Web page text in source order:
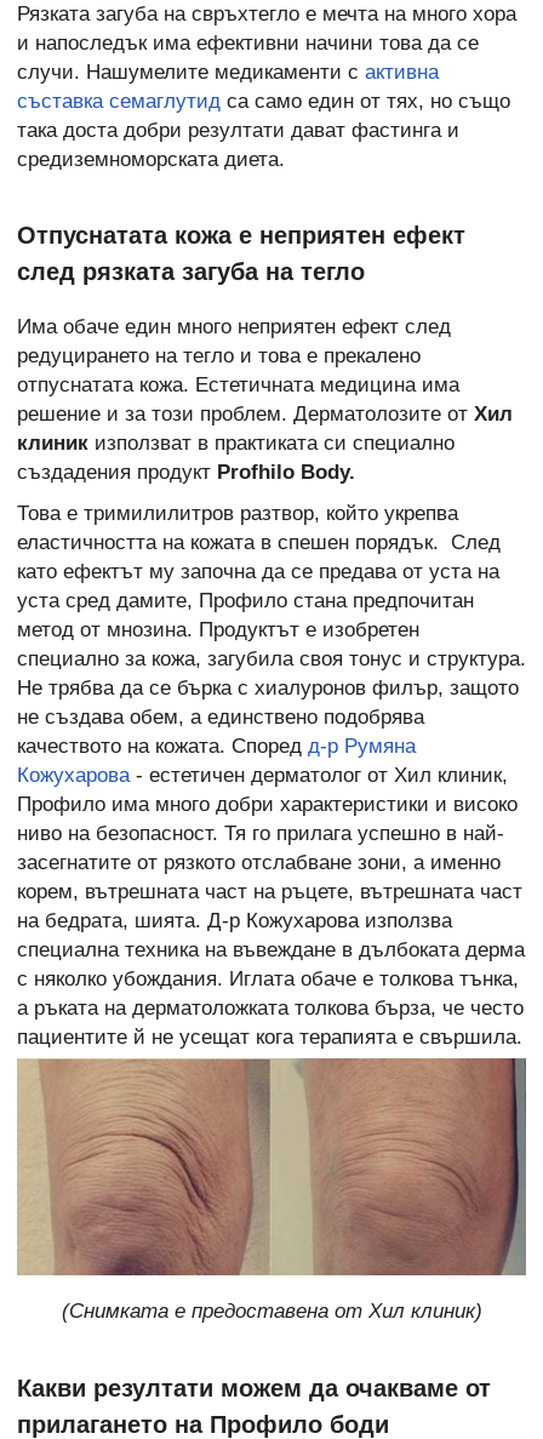
Рязката загуба на свръхтегло е мечта на много хора
и напоследък има ефективни начини това да се
случи. Нашумелите медикаменти с активна
съставка семаглутид са само един от тях, но също
така доста добри резултати дават фастинга и
средиземноморската диета.
Отпуснатата кожа е неприятен ефект
след рязката загуба на тегло
Има обаче един много неприятен ефект след
редуцирането на тегло и това е прекалено
отпуснатата кожа. Естетичната медицина има
решение и за този проблем. Дерматолозите от Хил
клиник използват в практиката си специално
създадения продукт Profhilo Body.
Това е тримилилитров разтвор, който укрепва
еластичността на кожата в спешен порядък. След
като ефектът му започна да се предава от уста на
уста сред дамите, Профило стана предпочитан
метод от мнозина. Продуктът е изобретен
специално за кожа, загубила своя тонус и структура.
Не трябва да се бърка с хиалуронов филър, защото
не създава обем, а единствено подобрява
качеството на кожата. Според д-р Румяна
Кожухарова- естетичен дерматолог от Хил клиник,
Профило има много добри характеристики и високо
ниво на безопасност. Тя го прилага успешно в най-
засегнатите от рязкото отслабване зони, а именно
корем, вътрешната част на ръцете, вътрешната част
на бедрата, шията. Д-р Кожухарова използва
специална техника на въвеждане в дълбоката дерма
с няколко убождания. Иглата обаче е толкова тънка,
а ръката на дерматоложката толкова бърза, че често
пациентите й не усещат кога терапията е свършила.
(Снимката е предоставена от Хил клиник)
Какви резултати можем да очакваме от
прилагането на Профило боди